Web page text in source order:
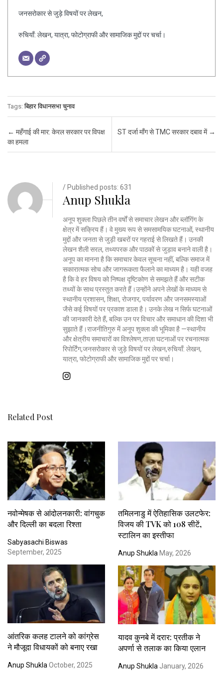
जनसरोकार से जुड़े विषयों पर लेखन,
रुचियाँ: लेखन, यात्रा, फोटोग्राफी और सामाजिक मुद्दों पर चर्चा।
Tags:बिहार विधानसभा चुनाव
Post navigation
← महँगाई की मार: केरल सरकार पर विपक्ष
का हमला
ST दर्जा माँग से TMC सरकार दबाव में →
/ Published posts: 631
Anup Shukla
अनूप शुक्ला पिछले तीन वर्षों से समाचार लेखन और ब्लॉगिंग के
क्षेत्र में सक्रिय हैं। वे मुख्य रूप से समसामयिक घटनाओं, स्थानीय
मुद्दों और जनता से जुड़ी खबरों पर गहराई से लिखते हैं। उनकी
लेखन शैली सरल, तथ्यपरक और पाठकों से जुड़ाव बनाने वाली है।
अनूप का मानना है कि समाचार केवल सूचना नहीं, बल्कि समाज में
सकारात्मक सोच और जागरूकता फैलाने का माध्यम है। यही वजह
है कि वे हर विषय को निष्पक्ष दृष्टिकोण से समझते हैं और सटीक
तथ्यों के साथ प्रस्तुत करते हैं।उन्होंने अपने लेखों के माध्यम से
स्थानीय प्रशासन, शिक्षा, रोजगार, पर्यावरण और जनसमस्याओं
जैसे कई विषयों पर प्रकाश डाला है। उनके लेख न सिर्फ घटनाओं
की जानकारी देते हैं, बल्कि उन पर विचार और समाधान की दिशा भी
सुझाते हैं।राजनीतिगुरु में अनूप शुक्ला की भूमिका है —स्थानीय
और क्षेत्रीय समाचारों का विश्लेषण,ताज़ा घटनाओं पर रचनात्मक
रिपोर्टिंग,जनसरोकार से जुड़े विषयों पर लेखन,रुचियाँ: लेखन,
यात्रा, फोटोग्राफी और सामाजिक मुद्दों पर चर्चा।
Related Post
नवोन्मेषक से आंदोलनकारी: वांगचुक
और दिल्ली का बदला रिश्ता
Sabyasachi Biswas
September, 2025
तमिलनाडु में ऐतिहासिक उलटफेर:
विजय की TVK को 108 सीटें,
स्टालिन का इस्तीफा
Anup Shukla May, 2026
आंतरिक कलह टालने को कांग्रेस
ने मौजूदा विधायकों को बनाए रखा
Anup Shukla October, 2025
यादव कुनबे में दरार: प्रतीक ने
अपर्णा से तलाक का किया एलान
Anup Shukla January, 2026